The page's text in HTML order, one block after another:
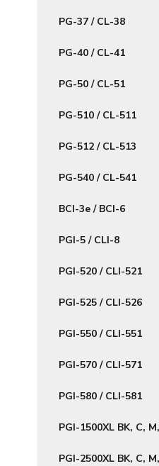
PG-37 / CL-38
PG-40 / CL-41
PG-50 / CL-51
PG-510 / CL-511
PG-512 / CL-513
PG-540 / CL-541
BCI-3e / BCI-6
PGI-5 / CLI-8
PGI-520 / CLI-521
PGI-525 / CLI-526
PGI-550 / CLI-551
PGI-570 / CLI-571
PGI-580 / CLI-581
PGI-1500XL BK, C,
PGI-2500XL BK, C,